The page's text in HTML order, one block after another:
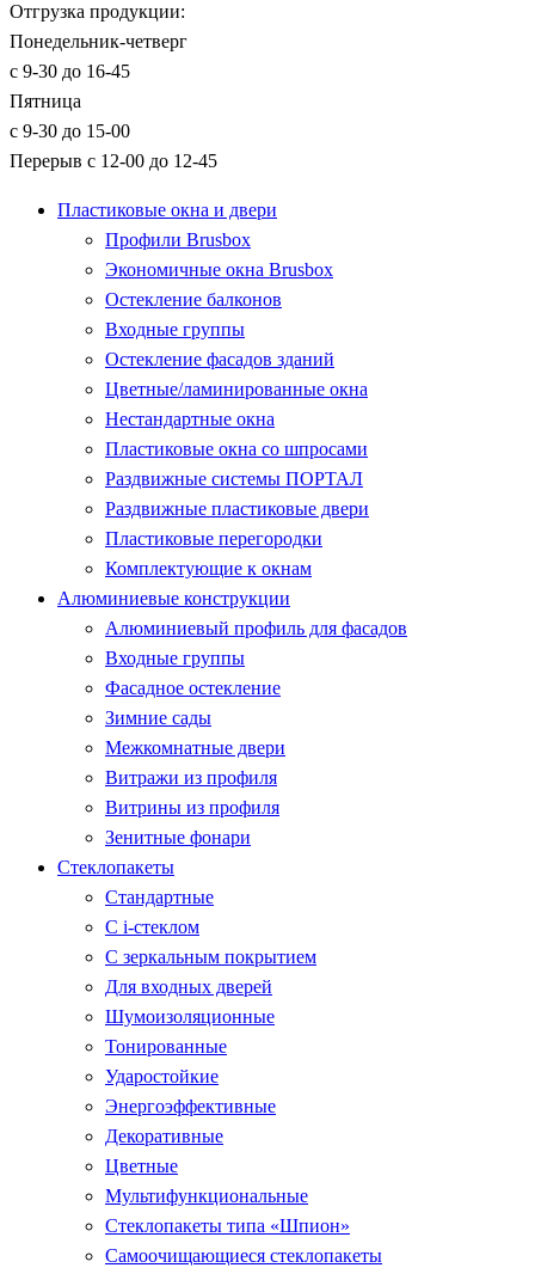
Отгрузка продукции:
Понедельник-четверг
с 9-30 до 16-45
Пятница
с 9-30 до 15-00
Перерыв с 12-00 до 12-45
Пластиковые окна и двери
Профили Brusbox
Экономичные окна Brusbox
Остекление балконов
Входные группы
Остекление фасадов зданий
Цветные/ламинированные окна
Нестандартные окна
Пластиковые окна со шпросами
Раздвижные системы ПОРТАЛ
Раздвижные пластиковые двери
Пластиковые перегородки
Комплектующие к окнам
Алюминиевые конструкции
Алюминиевый профиль для фасадов
Входные группы
Фасадное остекление
Зимние сады
Межкомнатные двери
Витражи из профиля
Витрины из профиля
Зенитные фонари
Стеклопакеты
Стандартные
С i-стеклом
С зеркальным покрытием
Для входных дверей
Шумоизоляционные
Тонированные
Ударостойкие
Энергоэффективные
Декоративные
Цветные
Мультифункциональные
Стеклопакеты типа «Шпион»
Самоочищающиеся стеклопакеты